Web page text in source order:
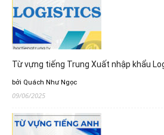
Từ vựng tiếng Trung Xuất nhập khẩu
bởi Quách Như Ngọc
09/06/2025